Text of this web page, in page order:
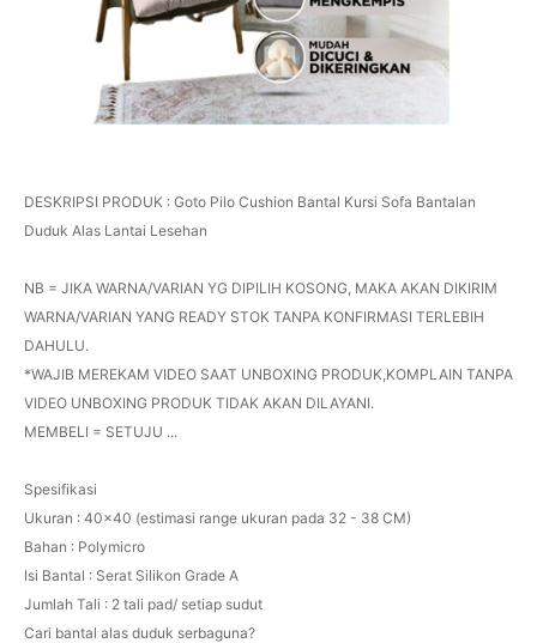
DESKRIPSI PRODUK : Goto Pilo Cushion Bantal Kursi Sofa Bantalan
Duduk Alas Lantai Lesehan
NB = JIKA WARNA/VARIAN YG DIPILIH KOSONG, MAKA AKAN DIKIRIM
WARNA/VARIAN YANG READY STOK TANPA KONFIRMASI TERLEBIH
DAHULU.
*WAJIB MEREKAM VIDEO SAAT UNBOXING PRODUK,KOMPLAIN TANPA
VIDEO UNBOXING PRODUK TIDAK AKAN DILAYANI.
MEMBELI = SETUJU ...
Spesifikasi
Ukuran : 40x40 (estimasi range ukuran pada 32 - 38 CM)
Bahan : Polymicro
Isi Bantal : Serat Silikon Grade A
Jumlah Tali : 2 tali pad/ setiap sudut
Cari bantal alas duduk serbaguna?